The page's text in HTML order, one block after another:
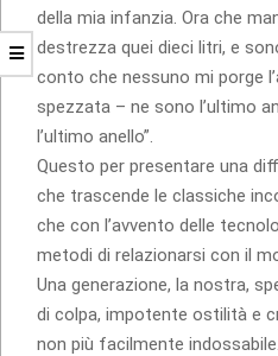
della mia infanzia. Ora che
destrezza quei dieci litri, e
conto che nessuno mi porge
spezzata – ne sono l’ultimo
l’ultimo anello”.
Questo per presentare una
che trascende le classiche
che con l’avvento delle
metodi di relazionarsi con il
Una generazione, la nostra,
di colpa, impotente ostilità e
non più facilmente